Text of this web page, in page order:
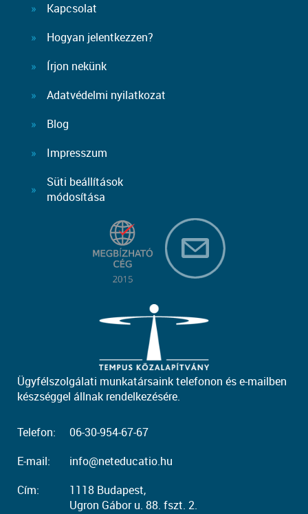
Kapcsolat
Hogyan jelentkezzen?
Írjon nekünk
Adatvédelmi nyilatkozat
Blog
Impresszum
Süti beállítások
módosítása
Ügyfélszolgálati munkatársaink telefonon és e-mailben
készséggel állnak rendelkezésére.
Telefon:
06-30-954-67-67
E-mail:
info@neteducatio.hu
Cím:
1118 Budapest,
Ugron Gábor u. 88. fszt. 2.